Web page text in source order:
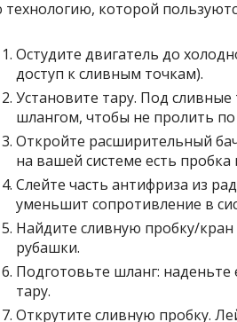
которой
Остудите двигатель до
доступ к сливным точкам).
Установите тару. Под
шлангом, чтобы не пролить по
Откройте расширительный
на вашей системе есть
Слейте часть антифриза из
уменьшит сопротивление в
Найдите сливную пробку/
рубашки.
Подготовьте шланг: наденьте
тару.
Открутите сливную пробку.